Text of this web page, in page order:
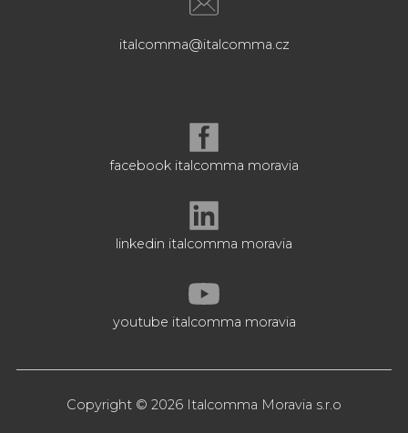
italcomma@italcomma.cz
facebook italcomma moravia
linkedin italcomma moravia
youtube italcomma moravia
Copyright © 2026 Italcomma Moravia s.r.o